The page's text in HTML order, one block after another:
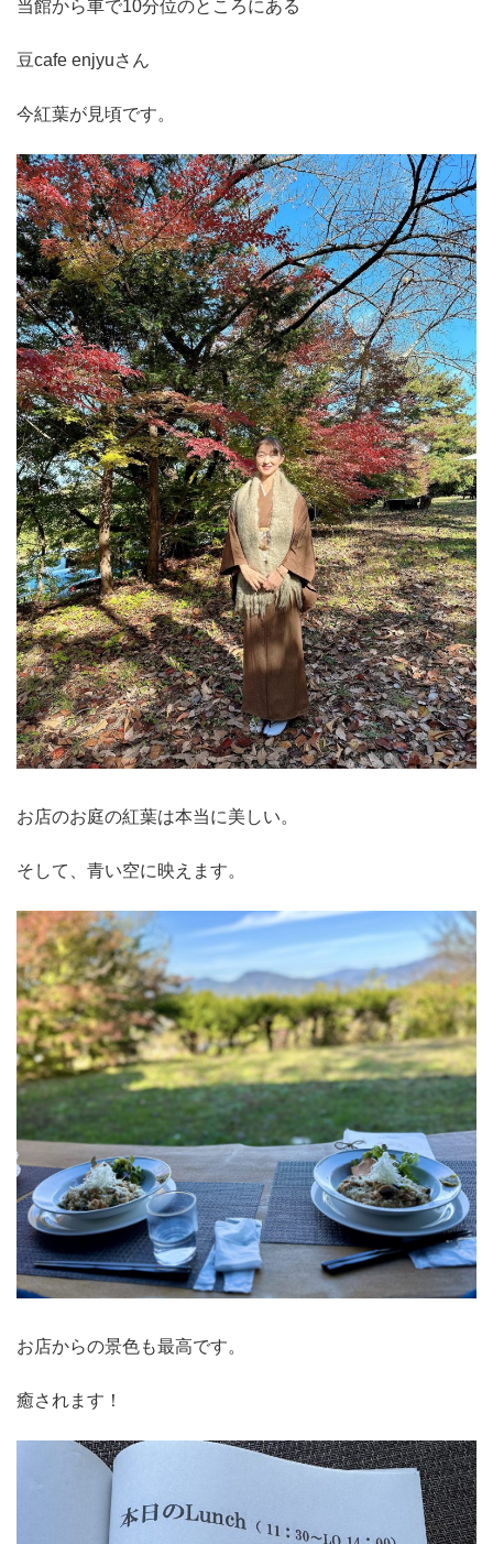
当館から車で10分位のところにある
豆cafe enjyuさん
今紅葉が見頃です。
お店のお庭の紅葉は本当に美しい。
そして、青い空に映えます。
お店からの景色も最高です。
癒されます！